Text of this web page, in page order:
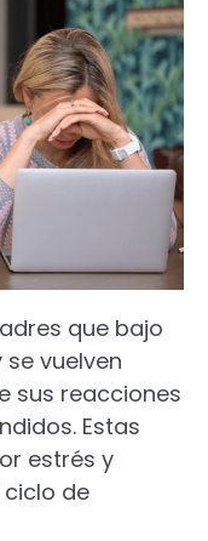
que bajo
vuelven
sus reacciones
Estas
estrés y
de